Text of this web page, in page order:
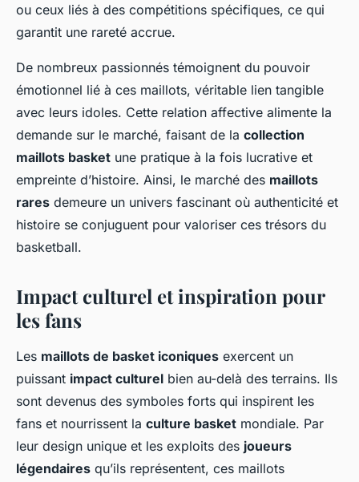
ou ceux liés à des compétitions spécifiques, ce qui
garantit une rareté accrue.
De nombreux passionnés témoignent du pouvoir
émotionnel lié à ces maillots, véritable lien tangible
avec leurs idoles. Cette relation affective alimente la
demande sur le marché, faisant de la collection
maillots basket une pratique à la fois lucrative et
empreinte d’histoire. Ainsi, le marché des maillots
rares demeure un univers fascinant où authenticité et
histoire se conjuguent pour valoriser ces trésors du
basketball.
Impact culturel et inspiration pour
les fans
Les maillots de basket iconiques exercent un
puissant impact culturel bien au-delà des terrains. Ils
sont devenus des symboles forts qui inspirent les
fans et nourrissent la culture basket mondiale. Par
leur design unique et les exploits des joueurs
légendaires qu’ils représentent, ces maillots